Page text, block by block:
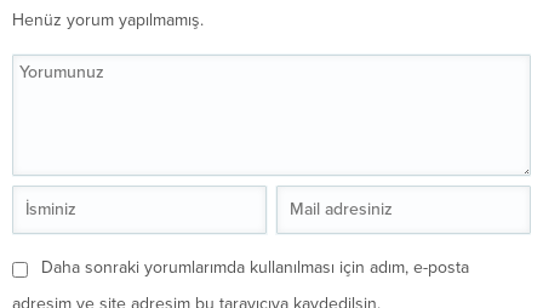
Henüz yorum yapılmamış.
Daha sonraki yorumlarımda kullanılması için adım, e-posta
adresim ve site adresim bu tarayıcıya kaydedilsin.